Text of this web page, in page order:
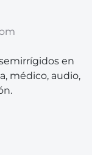
en
médico, audio,